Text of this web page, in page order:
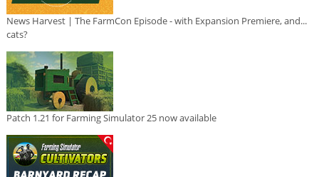
News Harvest | The FarmCon Episode - with Expansion Premiere, and...
cats?
Patch 1.21 for Farming Simulator 25 now available